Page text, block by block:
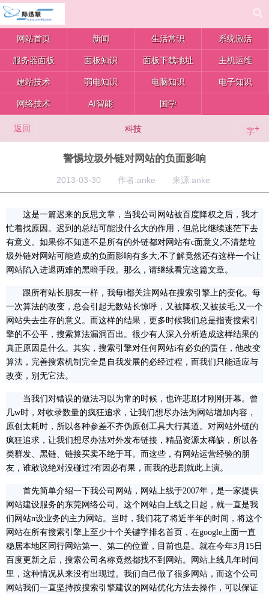
网站首页 新闻 生活常识 系统激活
服务器面板 面板知识 面板下载地址 主机运维
建站技术 弱电知识 电脑知识 电子知识
网络技术 AI智能 国学
返回 科技 字+
警惕垃圾外链对网站的负面影响
2013-03-30 作者:anke 来源:anke
这是一篇迟来的反思文章，当我公司网站被百度降权之后，我才
忙着找原因。迟到的总结可能没什么大的作用，但总比继续迷茫下去
有意义。如果你不知道不是所有的外链都对网站有c面意义;不清楚垃
圾外链对网站可能造成的负面影响有多大;不了解竟然还有这样一个让
网站陷入进退两难的黑暗手段。那么，请继续看完这篇文章。
跟所有站长朋友一样，我每i都关注网站在搜索引擎上的变化。每
一次算法的改变，总会引起无数站长惊呼，又被降权;又被拔毛;又一个
网站失去生存的意义。而这样的结果，更多时候我们总是指责搜索引
擎的不公平，搜索算法漏洞百出。很少有人深入分析造成这样结果的
真正原因是什么。其实，搜索引擎对任何网站i有必负的责任，他改变
算法，完善搜索机制完全是自我发展的必经过程，而我们只能适应与
改变，别无它法。
当我们对错误的做法习以为常的时候，也许悲剧才刚刚开幕。曾
几w时，对收录数量的疯狂追求，让我们想尽办法为网站增加内容，
原创太耗时，所以各种参差不齐伪原创工具大行其道。对网站外链的
疯狂追求，让我们想尽办法对外发布链接，精品资源太稀缺，所以各
类群发、黑链、链接买卖不绝于耳。而这些，有网站运营经验的朋
友，谁敢说绝对没碰过?有因必有果，而我的悲剧就此上演。
首先简单介绍一下我公司网站，网站上线于2007年，是一家提供
网站建设服务的东莞网络公司。这个网站自上线之日起，就一直是我
们网站n设业务的主力网站。当时，我们花了将近半年的时间，将这个
网站在所有搜索引擎上至少十个关键字排名首页，在google上面一直
稳居本地区同行网站第一、第二的位置，目前也是。就在今年3月15日
百度更新之后，搜索公司名称竟然都找不到网站。网站上线几年时间
里，这种情况从来没有出现过。我们自己做了很多网站，而这个公司
网站我们一直坚持按搜索引擎建议的网站优化方法去操作，可以保证